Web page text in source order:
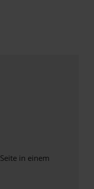
in einem